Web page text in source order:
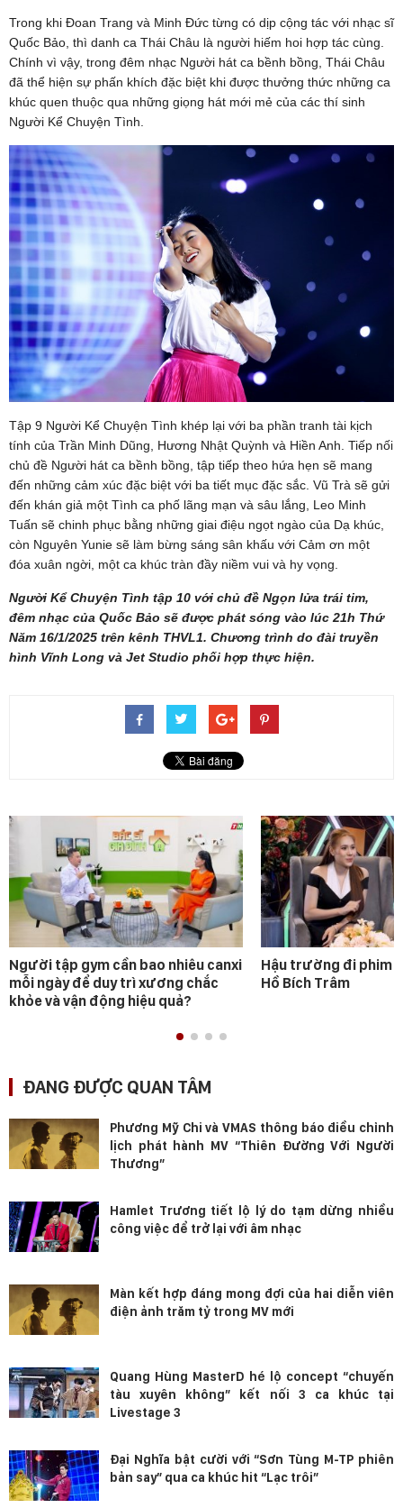
Trong khi Đoan Trang và Minh Đức từng có dịp cộng tác với nhạc sĩ
Quốc Bảo, thì danh ca Thái Châu là người hiếm hoi hợp tác cùng.
Chính vì vậy, trong đêm nhạc Người hát ca bềnh bồng, Thái Châu
đã thể hiện sự phấn khích đặc biệt khi được thưởng thức những ca
khúc quen thuộc qua những giọng hát mới mẻ của các thí sinh
Người Kể Chuyện Tình.
Tập 9 Người Kể Chuyện Tình khép lại với ba phần tranh tài kịch
tính của Trần Minh Dũng, Hương Nhật Quỳnh và Hiền Anh. Tiếp nối
chủ đề Người hát ca bềnh bồng, tập tiếp theo hứa hẹn sẽ mang
đến những cảm xúc đặc biệt với ba tiết mục đặc sắc. Vũ Trà sẽ gửi
đến khán giả một Tình ca phố lãng mạn và sâu lắng, Leo Minh
Tuấn sẽ chinh phục bằng những giai điệu ngọt ngào của Dạ khúc,
còn Nguyên Yunie sẽ làm bừng sáng sân khấu với Cảm ơn một
đóa xuân ngời, một ca khúc tràn đầy niềm vui và hy vọng.
Người Kể Chuyện Tình tập 10 với chủ đề Ngọn lửa trái tim,
đêm nhạc của Quốc Bảo sẽ được phát sóng vào lúc 21h Thứ
Năm 16/1/2025 trên kênh THVL1. Chương trình do đài truyền
hình Vĩnh Long và Jet Studio phối hợp thực hiện.
Người tập gym cần bao nhiêu canxi
mỗi ngày để duy trì xương chắc
khỏe và vận động hiệu quả?
Hậu trường đi phim
Hồ Bích Trâm
ĐANG ĐƯỢC QUAN TÂM
Phương Mỹ Chi và VMAS thông báo điều chỉnh
lịch phát hành MV “Thiên Đường Với Người
Thương”
Hamlet Trương tiết lộ lý do tạm dừng nhiều
công việc để trở lại với âm nhạc
Màn kết hợp đáng mong đợi của hai diễn viên
điện ảnh trăm tỷ trong MV mới
Quang Hùng MasterD hé lộ concept “chuyến
tàu xuyên không” kết nối 3 ca khúc tại
Livestage 3
Đại Nghĩa bật cười với “Sơn Tùng M-TP phiên
bản say” qua ca khúc hit “Lạc trôi”